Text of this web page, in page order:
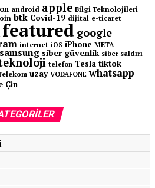
android apple Bilgi Teknolojileri
btk Covid-19 dijital e-ticaret
featured google
internet iOS iPhone META
samsung siber güvenlik siber saldırı
telefon Tesla tiktok
uzay VODAFONE whatsapp
Çin